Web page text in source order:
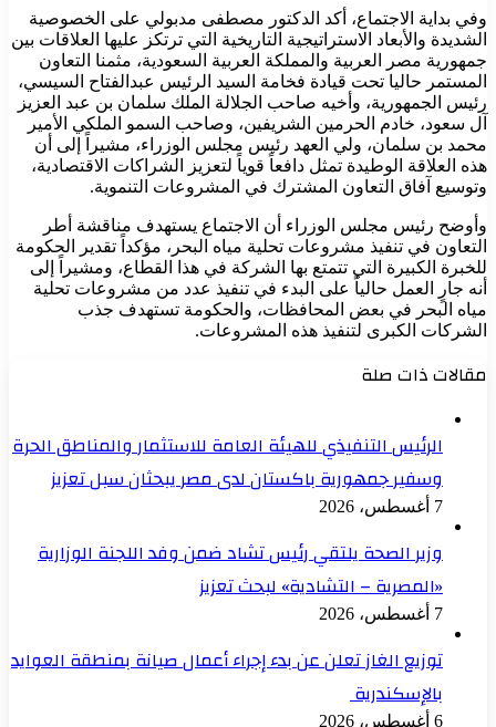
وفي بداية الاجتماع، أكد الدكتور مصطفى مدبولي على الخصوصية
الشديدة والأبعاد الاستراتيجية التاريخية التي ترتكز عليها العلاقات بين
جمهورية مصر العربية والمملكة العربية السعودية، مثمنا التعاون
المستمر حاليا تحت قيادة فخامة السيد الرئيس عبدالفتاح السيسي،
رئيس الجمهورية، وأخيه صاحب الجلالة الملك سلمان بن عبد العزيز
آل سعود، خادم الحرمين الشريفين، وصاحب السمو الملكي الأمير
محمد بن سلمان، ولي العهد رئيس مجلس الوزراء، مشيراً إلى أن
هذه العلاقة الوطيدة تمثل دافعاً قوياً لتعزيز الشراكات الاقتصادية،
وتوسيع آفاق التعاون المشترك في المشروعات التنموية.
وأوضح رئيس مجلس الوزراء أن الاجتماع يستهدف مناقشة أطر
التعاون في تنفيذ مشروعات تحلية مياه البحر، مؤكداً تقدير الحكومة
للخبرة الكبيرة التي تتمتع بها الشركة في هذا القطاع، ومشيراً إلى
أنه جارٍ العمل حالياً على البدء في تنفيذ عدد من مشروعات تحلية
مياه البحر في بعض المحافظات، والحكومة تستهدف جذب
الشركات الكبرى لتنفيذ هذه المشروعات.
مقالات ذات صلة
الرئيس التنفيذي للهيئة العامة للاستثمار والمناطق الحرة
وسفير جمهورية باكستان لدى مصر يبحثان سبل تعزيز
7 أغسطس، 2026
وزير الصحة يلتقي رئيس تشاد ضمن وفد اللجنة الوزارية
«المصرية – التشادية» لبحث تعزيز
7 أغسطس، 2026
توزيع الغاز تعلن عن بدء إجراء أعمال صيانة بمنطقة العوايد
بالإسكندرية
6 أغسطس، 2026